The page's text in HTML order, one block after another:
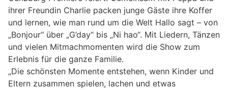
ihrer Freundin Charlie packen junge Gäste ihre Koffer
und lernen, wie man rund um die Welt Hallo sagt – von
„Bonjour“ über „G’day“ bis „Ni hao“. Mit Liedern, Tänzen
und vielen Mitmachmomenten wird die Show zum
Erlebnis für die ganze Familie.
„Die schönsten Momente entstehen, wenn Kinder und
Eltern zusammen spielen, lachen und etwas